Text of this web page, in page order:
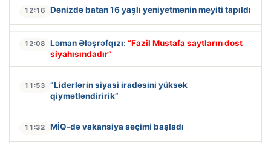
12:16 Dənizdə batan 16 yaşlı yeniyetmənin meyiti tapıldı
12:08 Ləman Ələşrəfqızı: “Fazil Mustafa saytların dost
siyahısındadır”
11:53
“Liderlərin siyasi iradəsini yüksək
qiymətləndiririk”
11:32 MİQ-də vakansiya seçimi başladı